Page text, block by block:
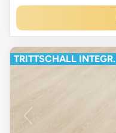
TRITTSCHALL INTEGR.